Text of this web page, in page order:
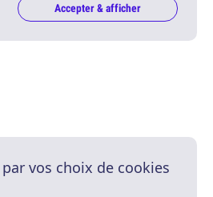
Accepter & afficher
vos choix de cookies